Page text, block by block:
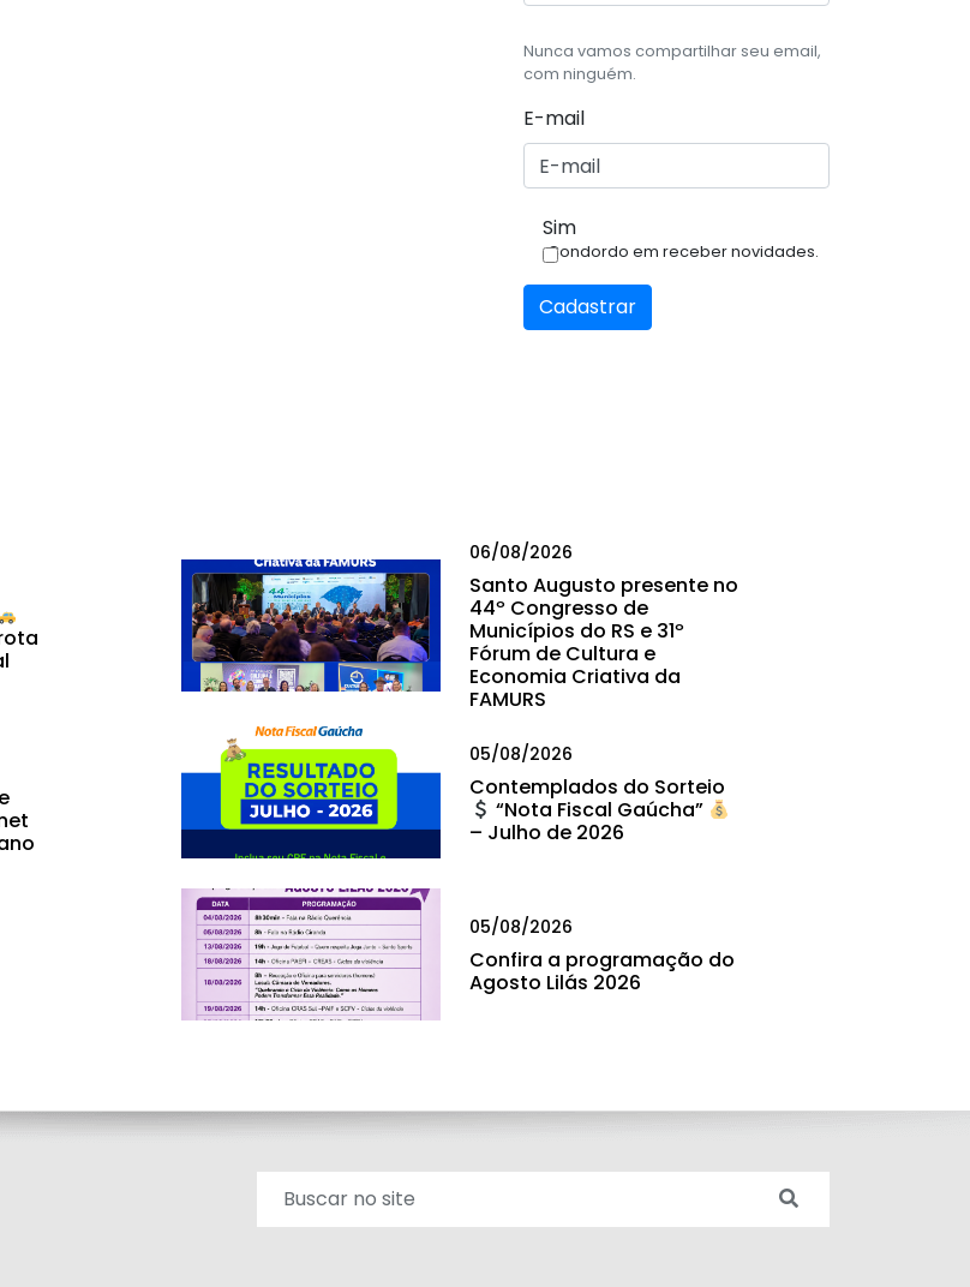
Nunca vamos compartilhar seu email,
com ninguém.
E-mail
Sim
Condordo em receber novidades.
Cadastrar
06/08/2026
Santo Augusto presente no
44º Congresso de
Municípios do RS e 31º
Fórum de Cultura e
Economia Criativa da
FAMURS
05/08/2026
Contemplados do Sorteio
“Nota Fiscal Gaúcha”
– Julho de 2026
05/08/2026
Confira a programação do
Agosto Lilás 2026